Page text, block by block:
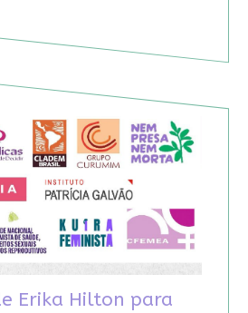
Erika Hilton para